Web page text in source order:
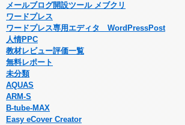
メールブログ開設ツール メブクリ
ワードプレス
ワードプレス専用エディタ WordPressPost
人情PPC
教材レビュー評価一覧
無料レポート
未分類
AQUAS
ARM-S
B-tube-MAX
Easy eCover Creator